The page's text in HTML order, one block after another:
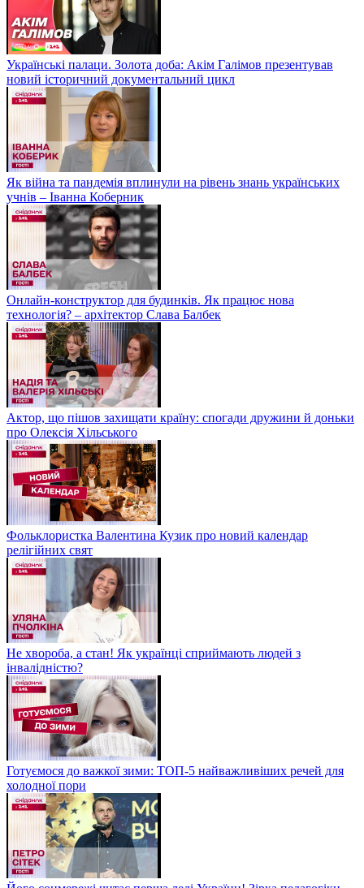
Українські палаци. Золота доба: Акім Галімов презентував
новий історичний документальний цикл
Як війна та пандемія вплинули на рівень знань українських
учнів – Іванна Коберник
Онлайн-конструктор для будинків. Як працює нова
технологія? – архітектор Слава Балбек
Актор, що пішов захищати країну: спогади дружини й доньки
про Олексія Хільського
Фольклористка Валентина Кузик про новий календар
релігійних свят
Не хвороба, а стан! Як українці сприймають людей з
інвалідністю?
Готуємося до важкої зими: ТОП-5 найважливіших речей для
холодної пори